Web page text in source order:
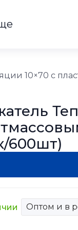
10×70 с
600шт)
Оптом и в